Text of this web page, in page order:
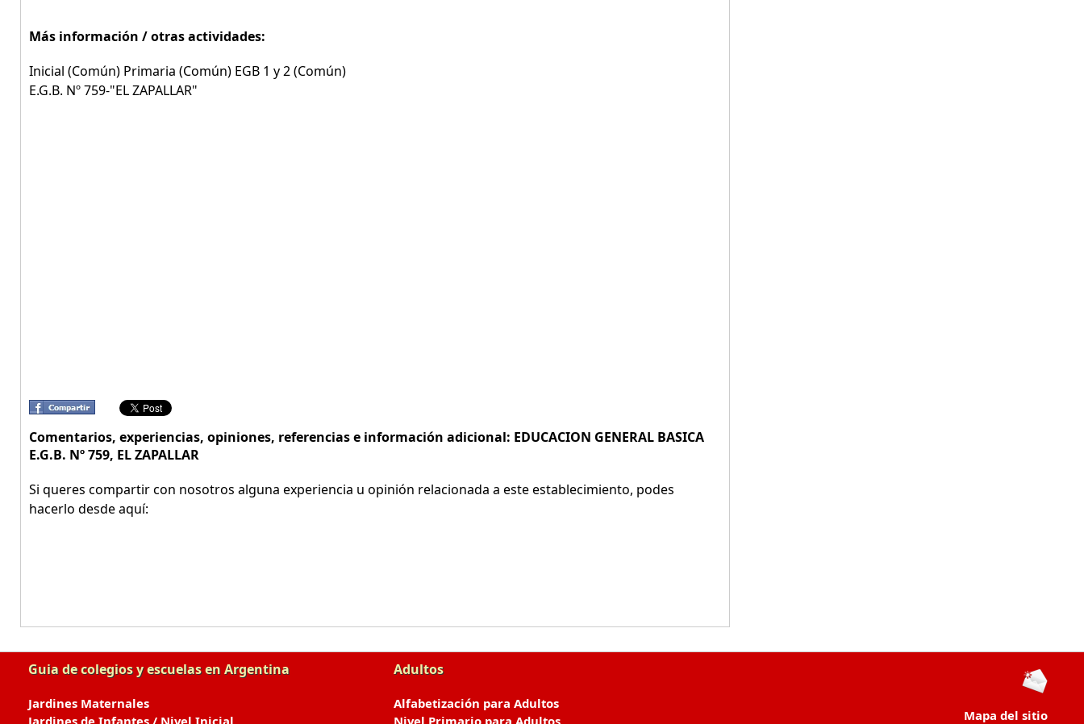
Más información / otras actividades:
Inicial (Común) Primaria (Común) EGB 1 y 2 (Común)
E.G.B. Nº 759-"EL ZAPALLAR"
Comentarios, experiencias, opiniones, referencias e información adicional: EDUCACION GENERAL BASICA
E.G.B. Nº 759, EL ZAPALLAR
Si queres compartir con nosotros alguna experiencia u opinión relacionada a este establecimiento, podes
hacerlo desde aquí:
Guia de colegios y escuelas en Argentina
Jardines Maternales
Jardines de Infantes / Nivel Inicial
Adultos
Alfabetización para Adultos
Nivel Primario para Adultos
Mapa del sitio